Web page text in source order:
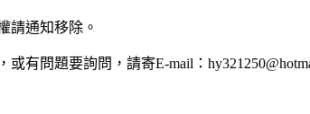
請通知移除。
有問題要詢問，請寄E-mail：